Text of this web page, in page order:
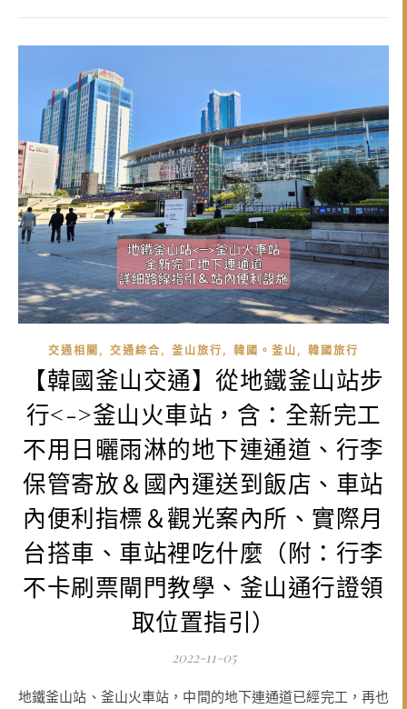
交通相關 , 交通綜合, 釜山旅行, 韓國。釜山, 韓國旅行
【韓國釜山交通】從地鐵釜山站步
行<->釜山火車站，含：全新完工
不用日曬雨淋的地下連通道、行李
保管寄放＆國內運送到飯店、車站
內便利指標＆觀光案內所、實際月
台搭車、車站裡吃什麼（附：行李
不卡刷票閘門教學、釜山通行證領
取位置指引）
2022-11-05
地鐵釜山站、釜山火車站，中間的地下連通道已經完工，再也